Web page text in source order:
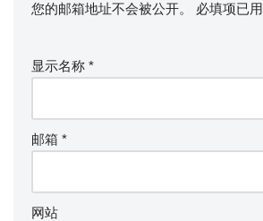
您的邮箱地址不会被公开。 必填项已用
显示名称 *
邮箱 *
网站